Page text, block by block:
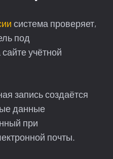
система проверяет,
под
учётной
запись создаётся
данные
при
почты.